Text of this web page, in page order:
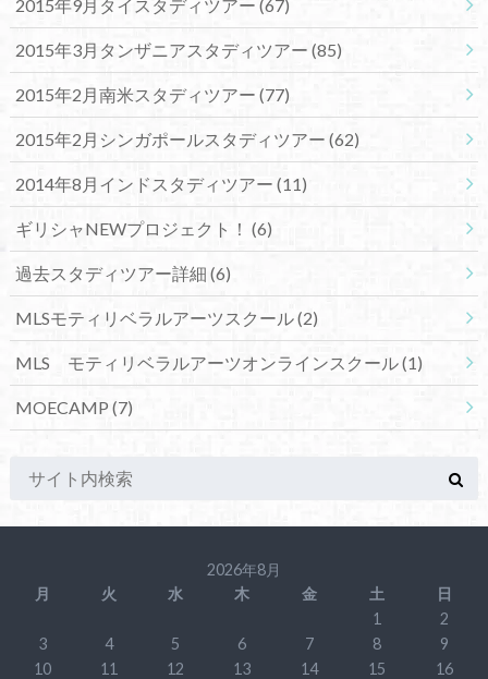
2015年9月タイスタディツアー (67)
2015年3月タンザニアスタディツアー (85)
2015年2月南米スタディツアー (77)
2015年2月シンガポールスタディツアー (62)
2014年8月インドスタディツアー (11)
ギリシャNEWプロジェクト！ (6)
過去スタディツアー詳細 (6)
MLSモティリベラルアーツスクール(2)
MLS モティリベラルアーツオンラインスクール(1)
MOECAMP (7)
2026年8月
月
火 水 木 金 土
日
1
2
3
4 5 6 7 8
9
10
11 12 13 14 15
16